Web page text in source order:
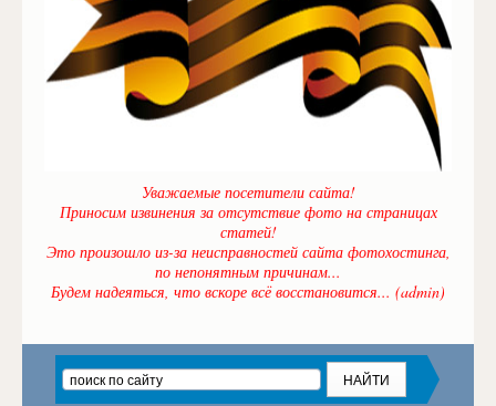
Уважаемые посетители сайта!
Приносим извинения за отсутствие фото на страницах
статей!
Это произошло из-за неисправностей сайта фотохостинга,
по непонятным причинам...
Будем надеяться, что вскоре всё восстановится... (admin)